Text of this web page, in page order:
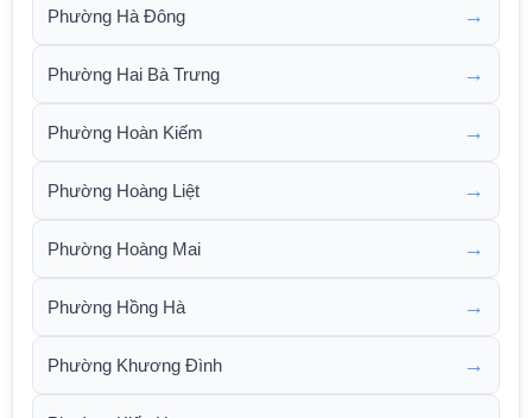
Phường Hà Đông →
Phường Hai Bà Trưng →
Phường Hoàn Kiếm →
Phường Hoàng Liệt →
Phường Hoàng Mai →
Phường Hồng Hà →
Phường Khương Đình →